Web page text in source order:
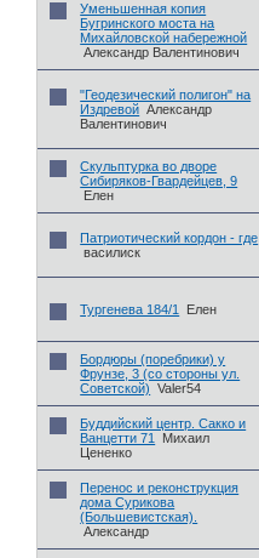
Уменьшенная копия
Бугринского моста на
Михайловской набережной
Александр Валентинович
"Геодезический полигон" на
Издревой Александр
Валентинович
Скульптурка во дворе
Сибиряков-Гвардейцев, 9
Елен
Патриотический кордон - где
василиск
Тургенева 184/1 Елен
Бордюры (поребрики) у
Фрунзе, 3 (со стороны ул.
Советской)
Valer54
Буддийский центр. Сакко и
Ванцетти 71
Михаил
Цененко
Перенос и реконструкция
дома Сурикова
(Большевистская).
Александр